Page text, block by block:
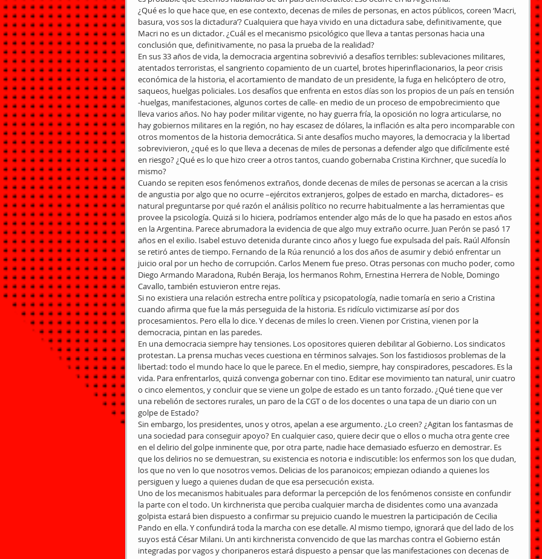
¿Qué es lo que hace que, en ese contexto, decenas de miles de personas, en actos públicos, coreen ‘Macri,
basura, vos sos la dictadura’? Cualquiera que haya vivido en una dictadura sabe, definitivamente, que
Macri no es un dictador. ¿Cuál es el mecanismo psicológico que lleva a tantas personas hacia una
conclusión que, definitivamente, no pasa la prueba de la realidad?
En sus 33 años de vida, la democracia argentina sobrevivió a desafíos terribles: sublevaciones militares,
atentados terroristas, el sangriento copamiento de un cuartel, brotes hiperinflacionarios, la peor crisis
económica de la historia, el acortamiento de mandato de un presidente, la fuga en helicóptero de otro,
saqueos, huelgas policiales. Los desafíos que enfrenta en estos días son los propios de un país en tensión
-huelgas, manifestaciones, algunos cortes de calle- en medio de un proceso de empobrecimiento que
lleva varios años. No hay poder militar vigente, no hay guerra fría, la oposición no logra articularse, no
hay gobiernos militares en la región, no hay escasez de dólares, la inflación es alta pero incomparable con
otros momentos de la historia democrática. Si ante desafíos mucho mayores, la democracia y la libertad
sobrevivieron, ¿qué es lo que lleva a decenas de miles de personas a defender algo que difícilmente esté
en riesgo? ¿Qué es lo que hizo creer a otros tantos, cuando gobernaba Cristina Kirchner, que sucedía lo
mismo?
Cuando se repiten esos fenómenos extraños, donde decenas de miles de personas se acercan a la crisis
de angustia por algo que no ocurre –ejércitos extranjeros, golpes de estado en marcha, dictadores– es
natural preguntarse por qué razón el análisis político no recurre habitualmente a las herramientas que
provee la psicología. Quizá si lo hiciera, podríamos entender algo más de lo que ha pasado en estos años
en la Argentina. Parece abrumadora la evidencia de que algo muy extraño ocurre. Juan Perón se pasó 17
años en el exilio. Isabel estuvo detenida durante cinco años y luego fue expulsada del país. Raúl Alfonsín
se retiró antes de tiempo. Fernando de la Rúa renunció a los dos años de asumir y debió enfrentar un
juicio oral por un hecho de corrupción. Carlos Menem fue preso. Otras personas con mucho poder, como
Diego Armando Maradona, Rubén Beraja, los hermanos Rohm, Ernestina Herrera de Noble, Domingo
Cavallo, también estuvieron entre rejas.
Si no existiera una relación estrecha entre política y psicopatología, nadie tomaría en serio a Cristina
cuando afirma que fue la más perseguida de la historia. Es ridículo victimizarse así por dos
procesamientos. Pero ella lo dice. Y decenas de miles lo creen. Vienen por Cristina, vienen por la
democracia, pintan en las paredes.
En una democracia siempre hay tensiones. Los opositores quieren debilitar al Gobierno. Los sindicatos
protestan. La prensa muchas veces cuestiona en términos salvajes. Son los fastidiosos problemas de la
libertad: todo el mundo hace lo que le parece. En el medio, siempre, hay conspiradores, pescadores. Es la
vida. Para enfrentarlos, quizá convenga gobernar con tino. Editar ese movimiento tan natural, unir cuatro
o cinco elementos, y concluir que se viene un golpe de estado es un tanto forzado. ¿Qué tiene que ver
una rebelión de sectores rurales, un paro de la CGT o de los docentes o una tapa de un diario con un
golpe de Estado?
Sin embargo, los presidentes, unos y otros, apelan a ese argumento. ¿Lo creen? ¿Agitan los fantasmas de
una sociedad para conseguir apoyo? En cualquier caso, quiere decir que o ellos o mucha otra gente cree
en el delirio del golpe inminente que, por otra parte, nadie hace demasiado esfuerzo en demostrar. Es
que los delirios no se demuestran, su existencia es notoria e indiscutible: los enfermos son los que dudan,
los que no ven lo que nosotros vemos. Delicias de los paranoicos; empiezan odiando a quienes los
persiguen y luego a quienes dudan de que esa persecución exista.
Uno de los mecanismos habituales para deformar la percepción de los fenómenos consiste en confundir
la parte con el todo. Un kirchnerista que perciba cualquier marcha de disidentes como una avanzada
golpista estará bien dispuesto a confirmar su prejuicio cuando le muestren la participación de Cecilia
Pando en ella. Y confundirá toda la marcha con ese detalle. Al mismo tiempo, ignorará que del lado de los
suyos está César Milani. Un anti kirchnerista convencido de que las marchas contra el Gobierno están
integradas por vagos y choripaneros estará dispuesto a pensar que las manifestaciones con decenas de